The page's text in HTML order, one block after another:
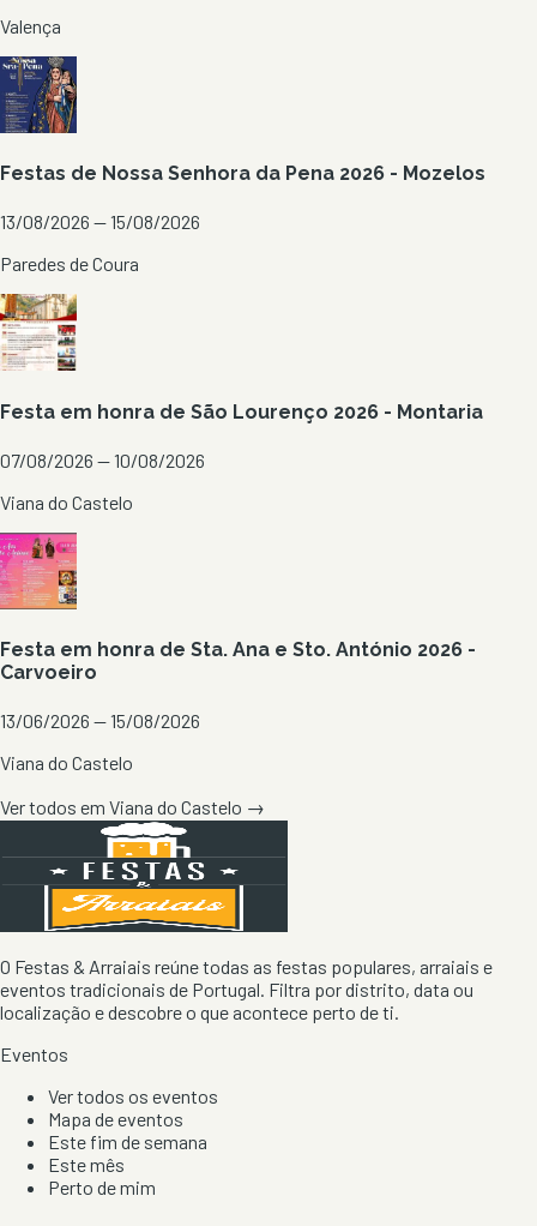
Valença
Festas de Nossa Senhora da Pena 2026 - Mozelos
13/08/2026 — 15/08/2026
Paredes de Coura
Festa em honra de São Lourenço 2026 - Montaria
07/08/2026 — 10/08/2026
Viana do Castelo
Festa em honra de Sta. Ana e Sto. António 2026 -
Carvoeiro
13/06/2026 — 15/08/2026
Viana do Castelo
Ver todos em Viana do Castelo →
O Festas & Arraiais reúne todas as festas populares, arraiais e
eventos tradicionais de Portugal. Filtra por distrito, data ou
localização e descobre o que acontece perto de ti.
Eventos
Ver todos os eventos
Mapa de eventos
Este fim de semana
Este mês
Perto de mim